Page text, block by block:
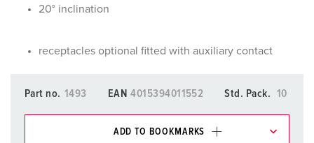
20° inclination
receptacles optional fitted with auxiliary contact
Part no. 1493 EAN 4015394011552 Std. Pack. 10
ADD TO BOOKMARKS